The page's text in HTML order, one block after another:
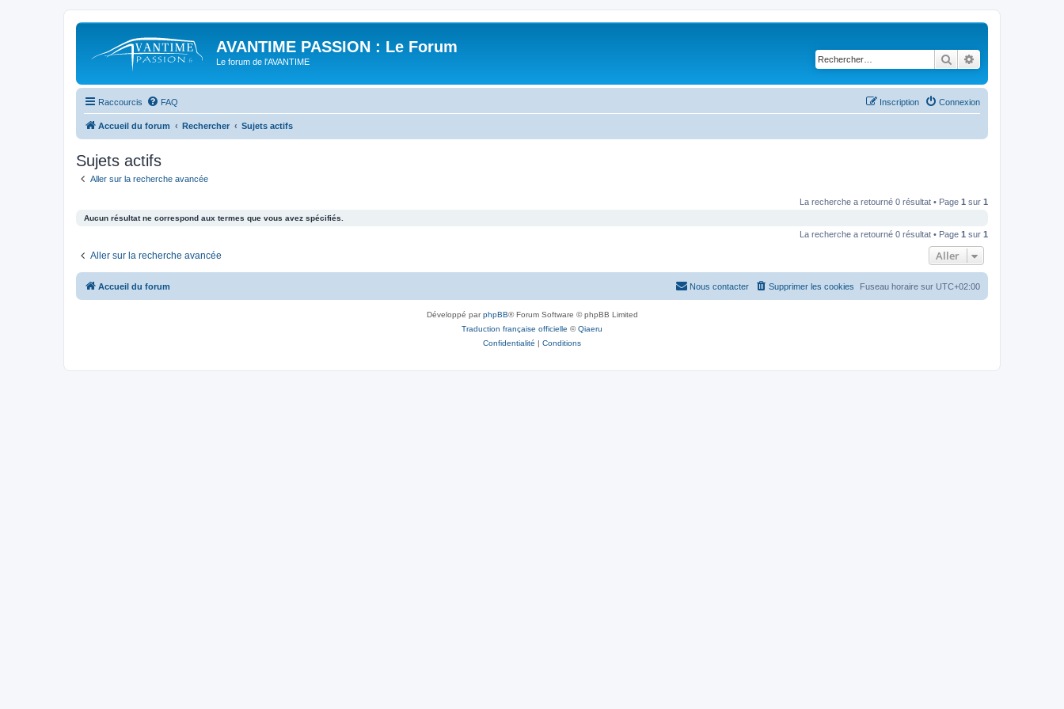
AVANTIME PASSION : Le Forum
Le forum de l'AVANTIME Rechercher
Raccourcis FAQ Connexion
Inscription
Accueil du forum Rechercher Sujets actifs
Sujets actifs
Aller sur la recherche avancée
La recherche a retourné 0 résultat • Page 1 sur 1
Aucun résultat ne correspond aux termes que vous avez spécifiés.
La recherche a retourné 0 résultat • Page 1 sur 1
Aller sur la recherche avancée Aller
Accueil du forum Fuseau horaire sur UTC+02:00
Supprimer les cookies
Nous contacter
Développé parphpBB® Forum Software © phpBB Limited
Traduction française officielle ©Qiaeru
Confidentialité | Conditions